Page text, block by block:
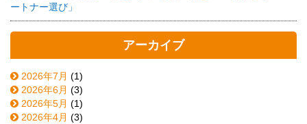
ートナー選び」
アーカイブ
2026年7月 (1)
2026年6月 (3)
2026年5月 (1)
2026年4月 (3)